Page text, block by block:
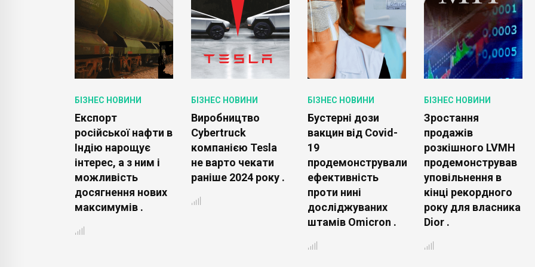
БІЗНЕС НОВИНИ
Експорт
російської нафти в
Індію нарощує
інтерес, а з ним і
можливість
досягнення нових
максимумів .
БІЗНЕС НОВИНИ
Виробництво
Cybertruck
компанією Tesla
не варто чекати
раніше 2024 року .
БІЗНЕС НОВИНИ
Бустерні дози
вакцин від Covid-
19
продемонстрували
ефективність
проти нині
досліджуваних
штамів Omicron .
БІЗНЕС НОВИНИ
Зростання
продажів
розкішного LVMH
продемонстрував
уповільнення в
кінці рекордного
року для власника
Dior .